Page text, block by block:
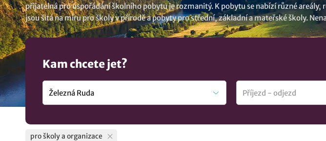
přijatelná pro uspořádání školního pobytu je rozmanitý. K pobytu se nabízí různé
jsou šitá na míru pro školy v přírodě a pobyty pro střední, základní a mateřské školy.
lokalitě Železná Ruda..
Kam chcete jet?
pro školy a organizace